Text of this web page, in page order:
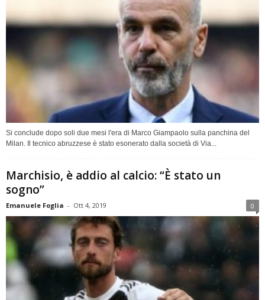
Si conclude dopo soli due mesi l'era di Marco Giampaolo sulla panchina del
Milan. Il tecnico abruzzese è stato esonerato dalla società di Via...
Marchisio, è addio al calcio: “È stato un
sogno”
Emanuele Foglia - Ott 4, 2019 0